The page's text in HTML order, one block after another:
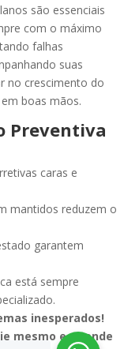
são essenciais
com o máximo
falhas
suas
no crescimento do
boas mãos.
Preventiva
caras e
mantidos reduzem o
garantem
está sempre
inesperados!
mesmo e agende